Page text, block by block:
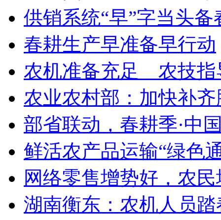
供销系统“早”字当头备
春耕生产早准备早行动
农机准备充足 农技指
农业农村部：加快补
部省联动，春耕季·中
鲜活农产品运输“绿色
网络零售增势好，农
湖南衡东：农机人员